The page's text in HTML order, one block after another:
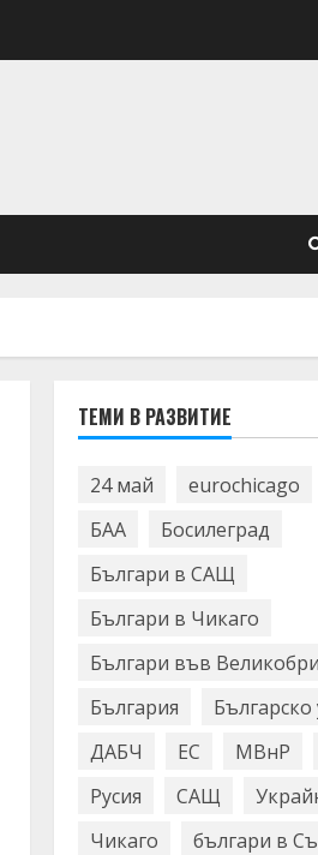
ТЕМИ В РАЗВИТИЕ
24 май eurochicago
БАА
Босилеград
Българи в САЩ
Българи в Чикаго
Българи във
България
ДАБЧ
ЕС МВнР
Русия
САЩ
Чикаго
българи в